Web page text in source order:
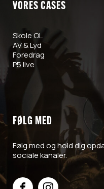
VORES CASES
Skole OL
AV & Lyd
Foredrag
P5live
FØLG MED
Følg med og hold dig
sociale kanaler.